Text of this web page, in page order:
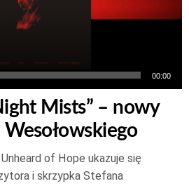
00:00
Mists” – nowy
of Hope ukazuje się
i skrzypka Stefana